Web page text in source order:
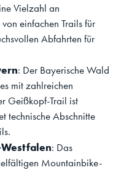
Vielzahl an
einfachen Trails für
Abfahrten für
: Der Bayerische Wald
mit zahlreichen
Geißkopf-Trail ist
technische Abschnitte
: Das
Mountainbike-